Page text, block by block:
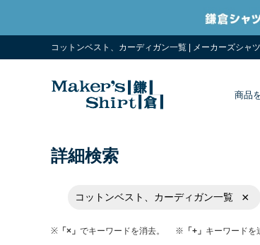
コットンベスト、カーディガン一覧 | メーカーズシャ
商品
詳細検索
コットンベスト、カーディガン一覧 ×
※ 「×」 でキーワードを消去。 ※ 「+」 キーワードを